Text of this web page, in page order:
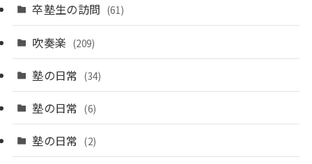
卒塾生の訪問 (61)
吹奏楽 (209)
塾の日常 (34)
塾の日常 (6)
塾の日常 (2)